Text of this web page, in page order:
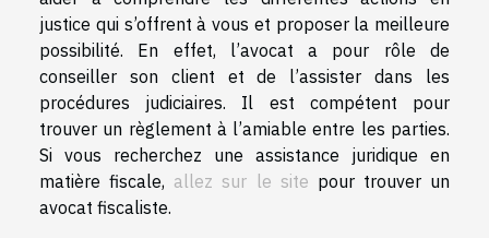
justice qui s’offrent à vous et proposer la meilleure
possibilité. En effet, l’avocat a pour rôle de
conseiller son client et de l’assister dans les
procédures judiciaires. Il est compétent pour
trouver un règlement à l’amiable entre les parties.
Si vous recherchez une assistance juridique en
matière fiscale, allez sur le site pour trouver un
avocat fiscaliste.